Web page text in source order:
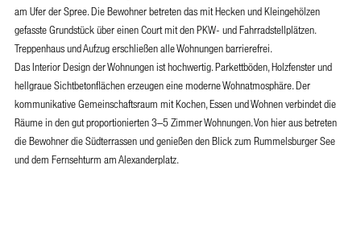
am Ufer der Spree. Die Bewohner betreten das mit Hecken und Kleingehölzen
gefasste Grundstück über einen Court mit den PKW- und Fahrradstellplätzen.
Treppenhaus und Aufzug erschließen alle Wohnungen barrierefrei.
Das Interior Design der Wohnungen ist hochwertig. Parkettböden, Holzfenster und
hellgraue Sichtbetonflächen erzeugen eine moderne Wohnatmosphäre. Der
kommunikative Gemeinschaftsraum mit Kochen, Essen und Wohnen verbindet die
Räume in den gut proportionierten 3–5 Zimmer Wohnungen. Von hier aus betreten
die Bewohner die Südterrassen und genießen den Blick zum Rummelsburger See
und dem Fernsehturm am Alexanderplatz.